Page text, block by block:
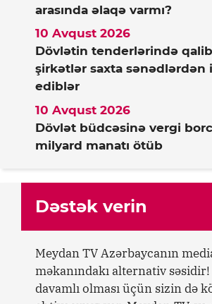
arasında əlaqə varmı?
Dövlətin tenderlərində
şirkətlər saxta sənədlərdən
ediblər
10 Avqust 2026
Dövlət büdcəsinə vergi
milyard manatı ötüb
10 Avqust 2026
Dəstək verin
Meydan TV Azərbaycanın
məkanındakı alternativ
davamlı olması üçün sizin də